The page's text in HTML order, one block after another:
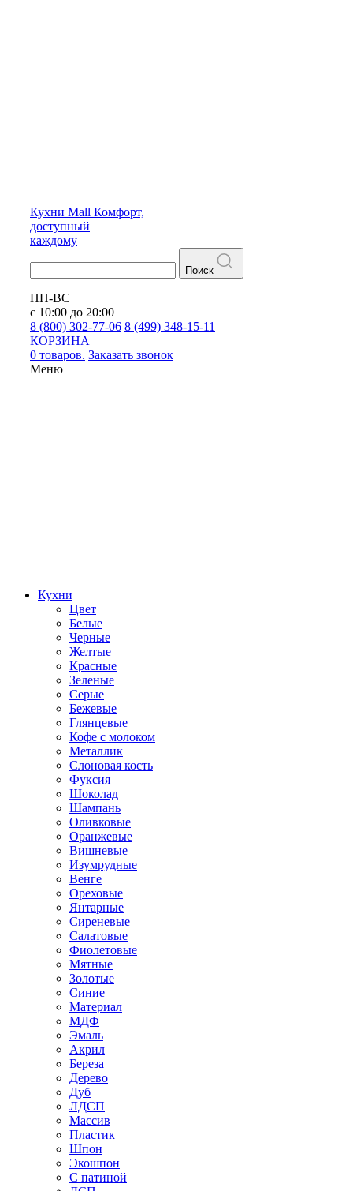
Кухни Mall Комфорт,
доступный
каждому
Поиск
ПН-ВС
с 10:00 до 20:00
8 (800) 302-77-06 8 (499) 348-15-11
КОРЗИНА
0 товаров. Заказать звонок
Меню
Кухни
Цвет
Белые
Черные
Желтые
Красные
Зеленые
Серые
Бежевые
Глянцевые
Кофе с молоком
Металлик
Слоновая кость
Фуксия
Шоколад
Шампань
Оливковые
Оранжевые
Вишневые
Изумрудные
Венге
Ореховые
Янтарные
Сиреневые
Салатовые
Фиолетовые
Мятные
Золотые
Синие
Материал
МДФ
Эмаль
Акрил
Береза
Дерево
Дуб
ЛДСП
Массив
Пластик
Шпон
Экошпон
С патиной